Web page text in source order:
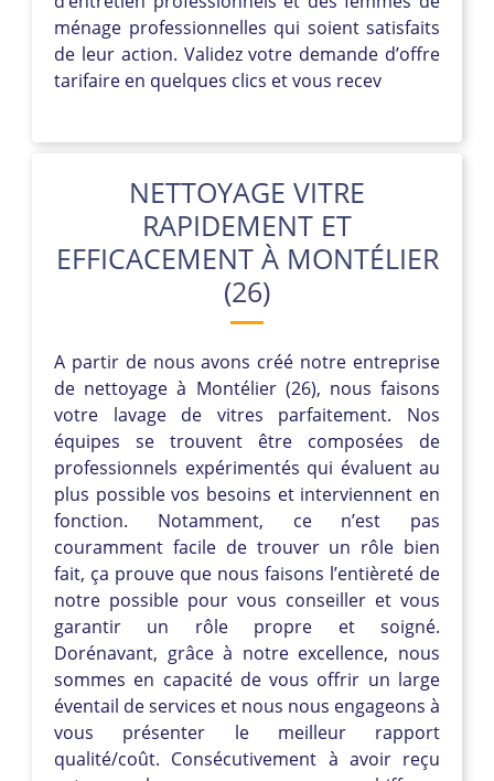
ménage professionnelles qui soient satisfaits
de leur action. Validez votre demande d’offre
tarifaire en quelques clics et vous recev
NETTOYAGE VITRE
RAPIDEMENT ET
EFFICACEMENT À MONTÉLIER
(26)
A partir de nous avons créé notre entreprise
de nettoyage à Montélier (26), nous faisons
votre lavage de vitres parfaitement. Nos
équipes se trouvent être composées de
professionnels expérimentés qui évaluent au
plus possible vos besoins et interviennent en
fonction. Notamment, ce n’est pas
couramment facile de trouver un rôle bien
fait, ça prouve que nous faisons l’entièreté de
notre possible pour vous conseiller et vous
garantir un rôle propre et soigné.
Dorénavant, grâce à notre excellence, nous
sommes en capacité de vous offrir un large
éventail de services et nous nous engageons à
vous présenter le meilleur rapport
qualité/coût. Consécutivement à avoir reçu